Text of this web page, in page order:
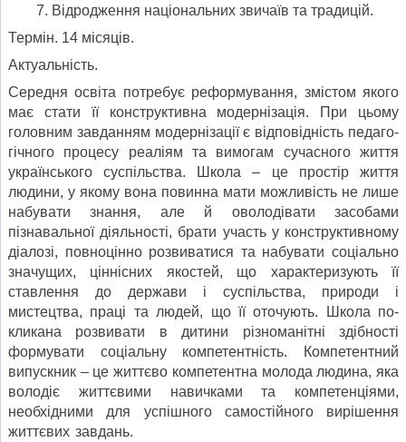
Відродження національних звичаїв та традицій.
Термін. 14 місяців.
Актуальність.
Середня освіта потребує реформування, змістом якого
має стати її конструктивна модернізація. При цьому
головним завданням модернізації є відповідність педаго­
гічного процесу реаліям та вимогам сучасного життя
українського суспільства. Школа – це простір життя
людини, у якому вона повинна мати можливість не лише
набувати знання, але й оволодівати засобами
пізнавальної діяльності, бра­ти участь у конструктивному
діалозі, повноцінно розвиватися та набувати соці­ально
значущих, ціннісних якостей, що характеризують її
ставлення до держави і суспільства, природи і
мистецтва, праці та людей, що її оточують. Школа по­
кликана розвивати в дитини різноманітні здібності
формувати соціальну компе­тентність. Компетентний
випускник – це життєво компетентна молода людина, яка
володіє життєвими навичками та компетенціями,
необхідними для успішно­го самостійного вирішення
життєвих завдань.